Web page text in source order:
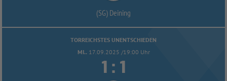
(SG) Deining
TORREICHSTES UNENTSCHIEDEN
MI.. 17.09.2025 /19:00 Uhr
 : 